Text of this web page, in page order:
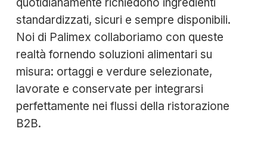
standardizzati, sicuri e sempre disponibili.
Noi di Palimex collaboriamo con queste
realtà fornendo soluzioni alimentari su
misura: ortaggi e verdure selezionate,
lavorate e conservate per integrarsi
perfettamente nei flussi della ristorazione
B2B.